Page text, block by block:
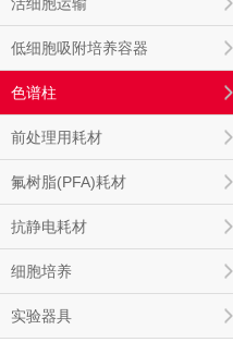
低细胞吸附培养容器
色谱柱
前处理用耗材
氟树脂(PFA)耗材
抗静电耗材
细胞培养
实验器具